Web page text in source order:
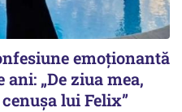
emoționantă
„De ziua mea,
lui Felix”